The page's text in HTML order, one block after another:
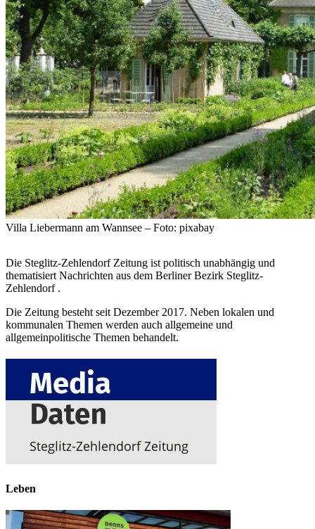
Villa Liebermann am Wannsee – Foto: pixabay
Die Steglitz-Zehlendorf Zeitung ist politisch unabhängig und
thematisiert Nachrichten aus dem Berliner Bezirk Steglitz-
Zehlendorf .
Die Zeitung besteht seit Dezember 2017. Neben lokalen und
kommunalen Themen werden auch allgemeine und
allgemeinpolitische Themen behandelt.
Leben